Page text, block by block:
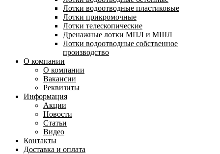
Лотки водоотводные пластиковые
Лотки прикромочные
Лотки телескопические
Дренажные лотки МПЛ и МШЛ
Лотки водоотводные собственное
производство
О компании
О компании
Вакансии
Реквизиты
Информация
Акции
Новости
Статьи
Видео
Контакты
Доставка и оплата